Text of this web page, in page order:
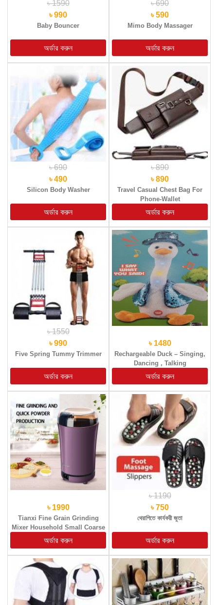
৳ 1590
৳ 990
Baby Bouncer
৳ 690
৳ 590
Mimo Body Massager
৳ 690
৳ 490
Silicon Body Washer
৳ 890
৳ 890
Travel Casual Chest Bag For
Phone-Wallet
৳ 1550
৳ 990
Five Spring Tummy Trimmer
৳ 1480
Rechargeable Duck – Singing,
Dancing , Talking
৳ 1990
Tianxi Fine Grain Grinding
Mixer Household Small Coarse
Grain Flour Beater
৳ 1190
৳ 750
থেরাপিতে কার্যকরী জুতা